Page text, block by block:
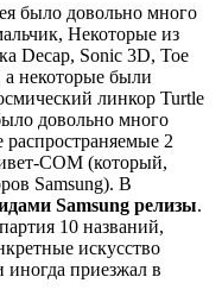
было довольно много
Некоторые из
Decap, Sonic 3D, Toe
некоторые были
линкор Turtle
довольно много
2
COM (который,
Samsung). В
Samsung релизы.
10 названий,
искусство
иногда приезжал в